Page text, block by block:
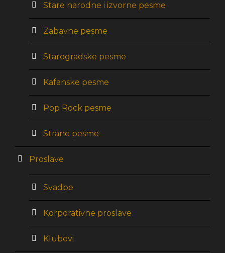
Stare narodne i izvorne pesme
Zabavne pesme
Starogradske pesme
Kafanske pesme
Pop Rock pesme
Strane pesme
Proslave
Svadbe
Korporativne proslave
Klubovi